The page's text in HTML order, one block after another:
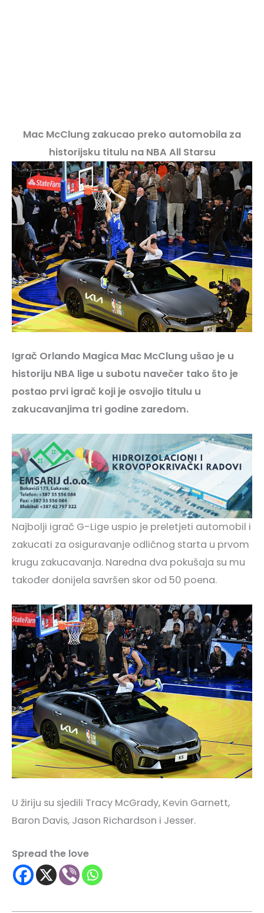
Mac McClung zakucao preko automobila za
historijsku titulu na NBA All Starsu
Igrač Orlando Magica Mac McClung ušao je u
historiju NBA lige u subotu navečer tako što je
postao prvi igrač koji je osvojio titulu u
zakucavanjima tri godine zaredom.
Najbolji igrač G-Lige uspio je preletjeti automobil i
zakucati za osiguravanje odličnog starta u prvom
krugu zakucavanja. Naredna dva pokušaja su mu
također donijela savršen skor od 50 poena.
U žiriju su sjedili Tracy McGrady, Kevin Garnett,
Baron Davis, Jason Richardson i Jesser.
Spread the love